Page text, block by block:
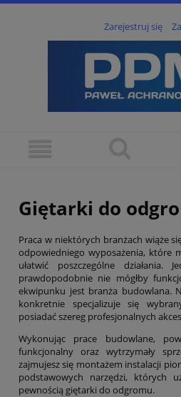
Zarejestruj się
Giętarki do
Praca w niektórych branżach wiąże
odpowiedniego wyposażenia, które
ułatwić poszczególne
prawdopodobnie nie mógłby
ekwipunku jest branża budowlana.
konkretnie specjalizuje się
posiadać szereg profesjonalnych
Wykonując prace budowlane,
funkcjonalny oraz wytrzymały
zajmujesz się montażem instalacji
podstawowych narzędzi, których
pewnością giętarki do odgromu.